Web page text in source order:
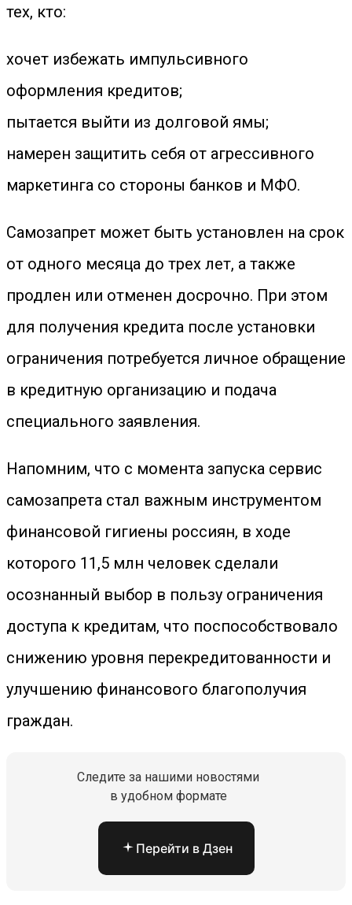
тех, кто:
хочет избежать импульсивного
оформления кредитов;
пытается выйти из долговой ямы;
намерен защитить себя от агрессивного
маркетинга со стороны банков и МФО.
Самозапрет может быть установлен на срок
от одного месяца до трех лет, а также
продлен или отменен досрочно. При этом
для получения кредита после установки
ограничения потребуется личное обращение
в кредитную организацию и подача
специального заявления.
Напомним, что с момента запуска сервис
самозапрета стал важным инструментом
финансовой гигиены россиян, в ходе
которого 11,5 млн человек сделали
осознанный выбор в пользу ограничения
доступа к кредитам, что поспособствовало
снижению уровня перекредитованности и
улучшению финансового благополучия
граждан.
Следите за нашими новостями
в удобном формате
Перейти в Дзен